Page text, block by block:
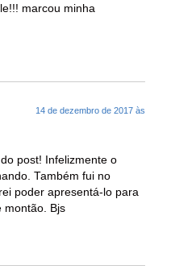
marcou minha
14 de dezembro de 2017 às
post! Infelizmente o
Também fui no
poder apresentá-lo para
montão. Bjs